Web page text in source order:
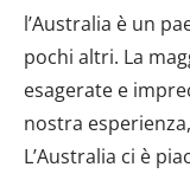
l’Australia è un
pochi altri. La
esagerate e
nostra
L’Australia ci è